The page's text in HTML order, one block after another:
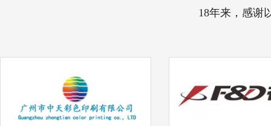
18年来，感谢